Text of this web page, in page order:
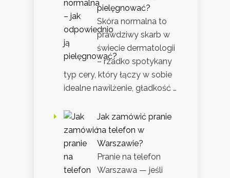
pielęgnować?
Skóra normalna to
prawdziwy skarb w
świecie dermatologii
– rzadko spotykany
typ cery, który łączy w sobie
idealne nawilżenie, gładkość …
Jak zamówić pranie
na telefon w
Warszawie?
Pranie na telefon
Warszawa — jeśli